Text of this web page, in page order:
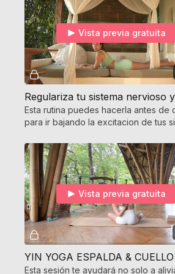
Vista previa gratuita
Esta rutina puedes hacerla antes de
para ir bajando la excitacion de tus
Vista previa gratuita
YIN YOGA ESPALDA & CUELLO
Esta sesión te ayudará no solo a